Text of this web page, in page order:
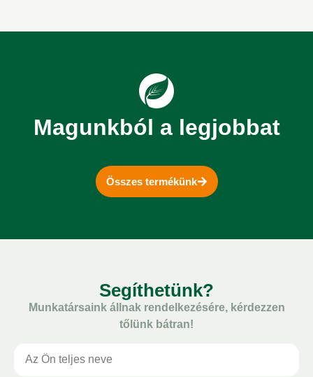
Magunkból a legjobbat
Összes termékünk
Segíthetünk?
Munkatársaink állnak rendelkezésére, kérdezzen
tőlünk bátran!